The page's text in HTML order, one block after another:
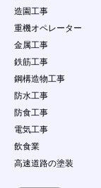
造園工事
重機オペレーター
金属工事
鉄筋工事
鋼構造物工事
防水工事
防食工事
電気工事
飲食業
高速道路の塗装